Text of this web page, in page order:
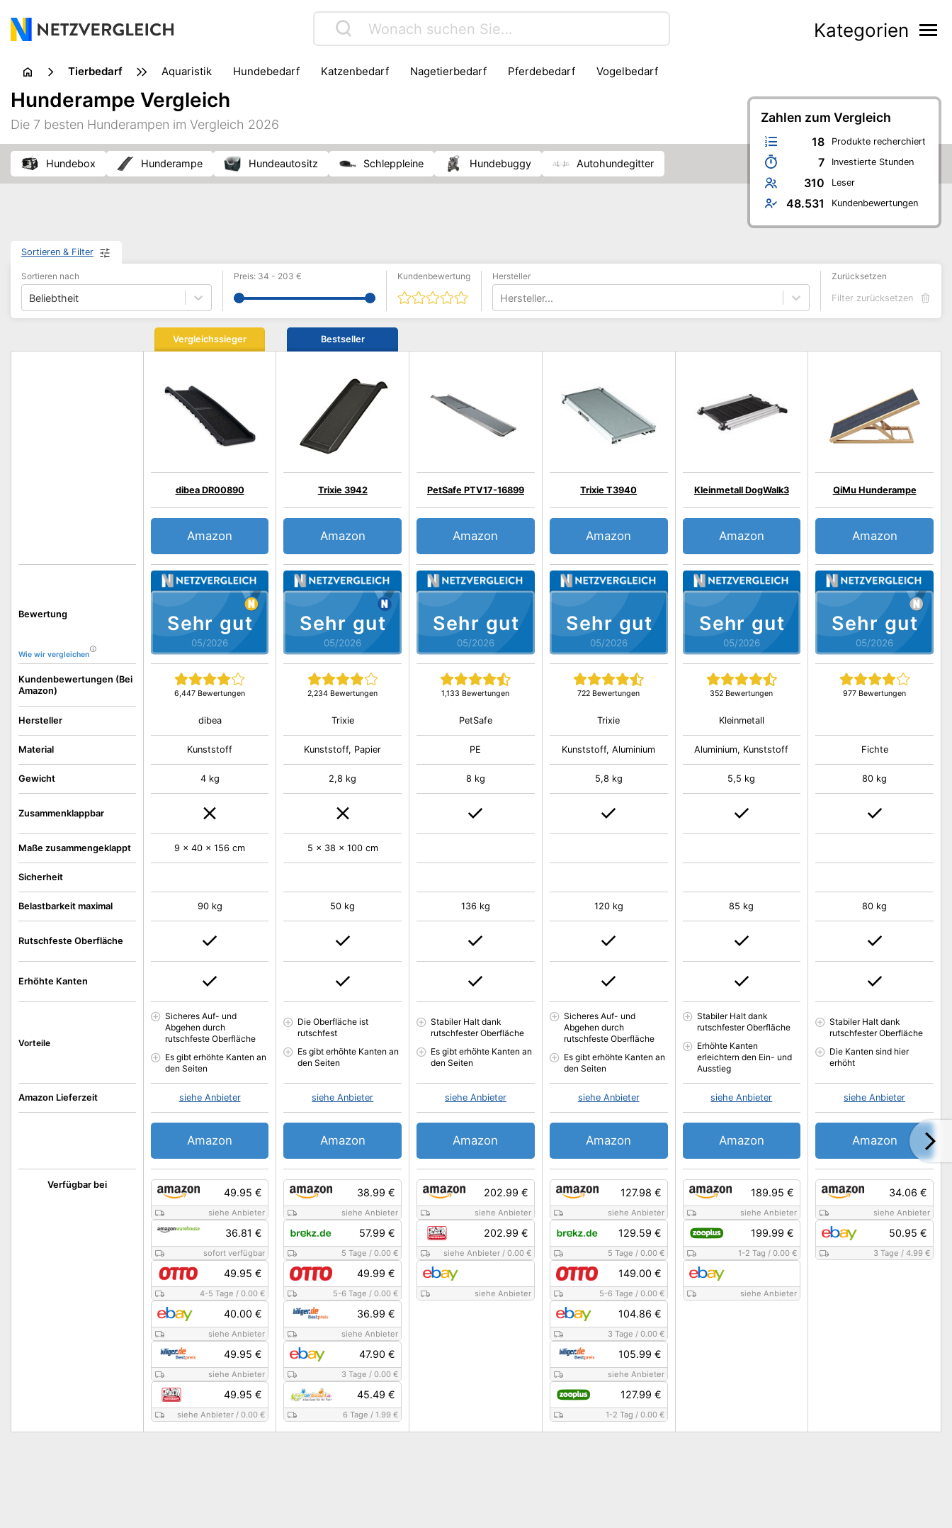
Kategorien
Tierbedarf Aquaristik Hundebedarf Katzenbedarf Nagetierbedarf Pferdebedarf Vogelbedarf
Zahlen zum Vergleich
18 Produkte recherchiert
7 Investierte Stunden
310 Leser
48.531 Kundenbewertungen
Hunderampe Vergleich
Die 7 besten Hunderampen im Vergleich 2026
Hundebox Hunderampe Hundeautositz Schleppleine Hundebuggy Autohundegitter
Sortieren & Filter
Sortieren nach
Beliebtheit
Preis: 34 - 203 € Kundenbewertung Hersteller
Hersteller...
Zurücksetzen
Filter zurücksetzen
Bewertung
Wie wir vergleichen
Kundenbewertungen (Bei
Amazon)
Verfügbar bei
Hersteller
Material
Gewicht
Zusammenklappbar
Maße zusammengeklappt
Sicherheit
Belastbarkeit maximal
Rutschfeste Oberfläche
Erhöhte Kanten
Vorteile
Amazon Lieferzeit
Vergleichssieger
Sehr gut
05/2026
dibea DR00890
6,447 Bewertungen
Amazon
49.95 €
siehe Anbieter
36.81 €
sofort verfügbar
49.95 €
4-5 Tage /0.00 €
40.00 €
siehe Anbieter
49.95 €
siehe Anbieter
49.95 €
siehe Anbieter /0.00 €
dibea
Kunststoff
4 kg
9 x 40 x 156 cm
90 kg
Sicheres Auf- und
Abgehen durch
rutschfeste Oberfläche
Es gibt erhöhte Kanten an
den Seiten
siehe Anbieter
Amazon
Bestseller
Sehr gut
05/2026
Trixie 3942
2,234 Bewertungen
Amazon
38.99 €
siehe Anbieter
57.99 €
5 Tage /0.00 €
49.99 €
5-6 Tage /0.00 €
36.99 €
siehe Anbieter
47.90 €
3 Tage /0.00 €
45.49 €
6 Tage /1.99 €
Trixie
Kunststoff, Papier
2,8 kg
5 x 38 x 100 cm
50 kg
Die Oberfläche ist
rutschfest
Es gibt erhöhte Kanten an
den Seiten
siehe Anbieter
Amazon
Sehr gut
05/2026
PetSafe PTV17-16899
1,133 Bewertungen
Amazon
202.99 €
siehe Anbieter
202.99 €
siehe Anbieter/ 0.00 €
siehe Anbieter
PetSafe
PE
8 kg
136 kg
Stabiler Halt dank
rutschfester Oberfläche
Es gibt erhöhte Kanten an
den Seiten
siehe Anbieter
Amazon
Sehr gut
05/2026
Trixie T3940
722 Bewertungen
Amazon
127.98 €
siehe Anbieter
129.59 €
5 Tage / 0.00 €
149.00 €
5-6 Tage / 0.00 €
104.86 €
3 Tage / 0.00 €
105.99 €
siehe Anbieter
127.99 €
1-2 Tag / 0.00 €
Trixie
Kunststoff, Aluminium
5,8 kg
120 kg
Sicheres Auf- und
Abgehen durch
rutschfeste Oberfläche
Es gibt erhöhte Kanten an
den Seiten
siehe Anbieter
Amazon
Sehr gut
05/2026
Kleinmetall DogWalk3
352 Bewertungen
Amazon
189.95 €
siehe Anbieter
199.99 €
1-2 Tag /0.00 €
siehe Anbieter
Kleinmetall
Aluminium, Kunststoff
5,5 kg
85 kg
Stabiler Halt dank
rutschfester Oberfläche
Erhöhte Kanten
erleichtern den Ein- und
Ausstieg
siehe Anbieter
Amazon
Sehr gut
05/2026
QiMu Hunderampe
977 Bewertungen
Amazon
34.06 €
siehe Anbieter
50.95 €
3 Tage / 4.99 €
Fichte
80 kg
80 kg
Stabiler Halt dank
rutschfester Oberfläche
Die Kanten sind hier
erhöht
siehe Anbieter
Amazon